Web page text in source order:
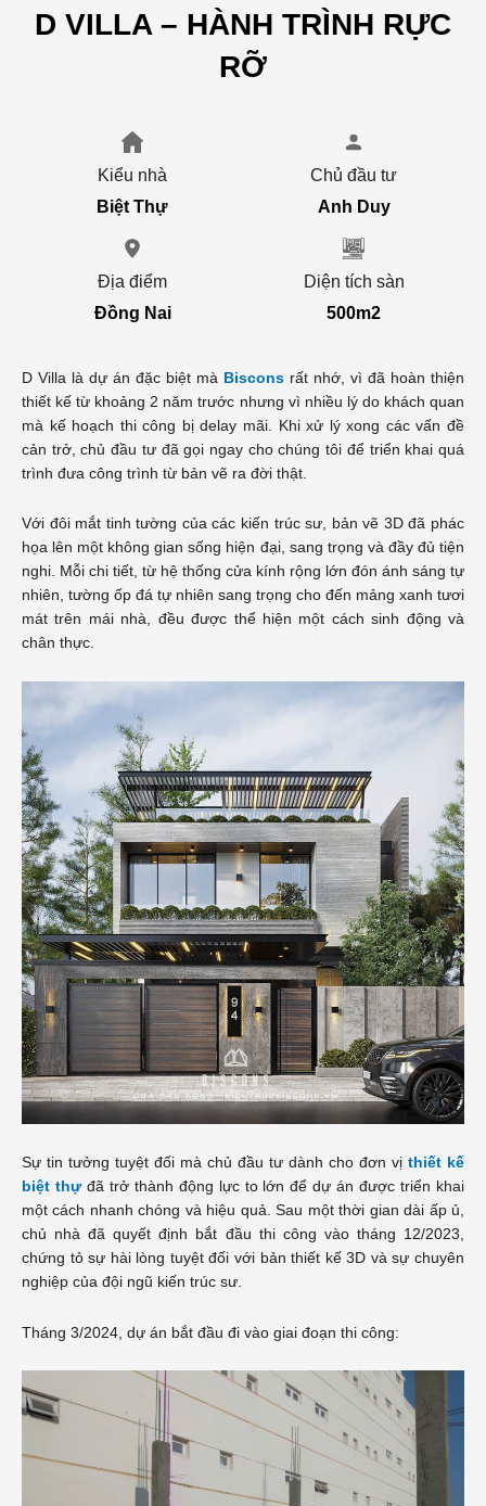
D VILLA – HÀNH TRÌNH RỰC
RỠ
Kiểu nhà
Biệt Thự
Chủ đầu tư
Anh Duy
Địa điểm
Đồng Nai
Diện tích sàn
500m2
D Villa là dự án đặc biệt mà Biscons rất nhớ, vì đã hoàn thiện
thiết kế từ khoảng 2 năm trước nhưng vì nhiều lý do khách quan
mà kế hoạch thi công bị delay mãi. Khi xử lý xong các vấn đề
cản trở, chủ đầu tư đã gọi ngay cho chúng tôi để triển khai quá
trình đưa công trình từ bản vẽ ra đời thật.
Với đôi mắt tinh tường của các kiến trúc sư, bản vẽ 3D đã phác
họa lên một không gian sống hiện đại, sang trọng và đầy đủ tiện
nghi. Mỗi chi tiết, từ hệ thống cửa kính rộng lớn đón ánh sáng tự
nhiên, tường ốp đá tự nhiên sang trọng cho đến mảng xanh tươi
mát trên mái nhà, đều được thể hiện một cách sinh động và
chân thực.
Sự tin tưởng tuyệt đối mà chủ đầu tư dành cho đơn vị thiết kế
biệt thựđã trở thành động lực to lớn để dự án được triển khai
một cách nhanh chóng và hiệu quả. Sau một thời gian dài ấp ủ,
chủ nhà đã quyết định bắt đầu thi công vào tháng 12/2023,
chứng tỏ sự hài lòng tuyệt đối với bản thiết kế 3D và sự chuyên
nghiệp của đội ngũ kiến trúc sư.
Tháng 3/2024, dự án bắt đầu đi vào giai đoạn thi công: